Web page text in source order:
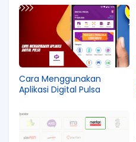
Cara Menggunakan
Aplikasi Digital Pulsa